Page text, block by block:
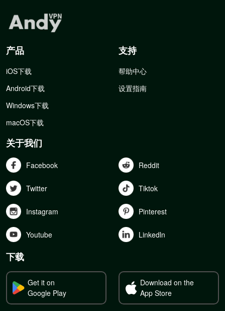
产品
iOS下载
Android下载
Windows下载
macOS下载
支持
帮助中心
设置指南
关于我们
Facebook Reddit
Twitter Tiktok
Instagram Pinterest
Youtube Linkedln
下载
Get it on
Google Play
Download on the
App Store